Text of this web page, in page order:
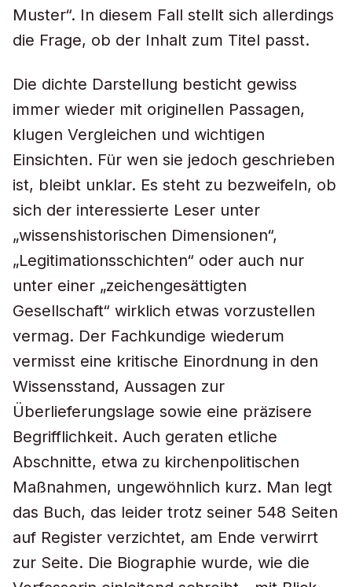
Muster“. In diesem Fall stellt sich allerdings
die Frage, ob der Inhalt zum Titel passt.
Die dichte Darstellung besticht gewiss
immer wieder mit originellen Passagen,
klugen Vergleichen und wichtigen
Einsichten. Für wen sie jedoch geschrieben
ist, bleibt unklar. Es steht zu bezweifeln, ob
sich der interessierte Leser unter
„wissenshistorischen Dimensionen“,
„Legitimationsschichten“ oder auch nur
unter einer „zeichengesättigten
Gesellschaft“ wirklich etwas vorzustellen
vermag. Der Fachkundige wiederum
vermisst eine kritische Einordnung in den
Wissensstand, Aussagen zur
Überlieferungslage sowie eine präzisere
Begrifflichkeit. Auch geraten etliche
Abschnitte, etwa zu kirchenpolitischen
Maßnahmen, ungewöhnlich kurz. Man legt
das Buch, das leider trotz seiner 548 Seiten
auf Register verzichtet, am Ende verwirrt
zur Seite. Die Biographie wurde, wie die